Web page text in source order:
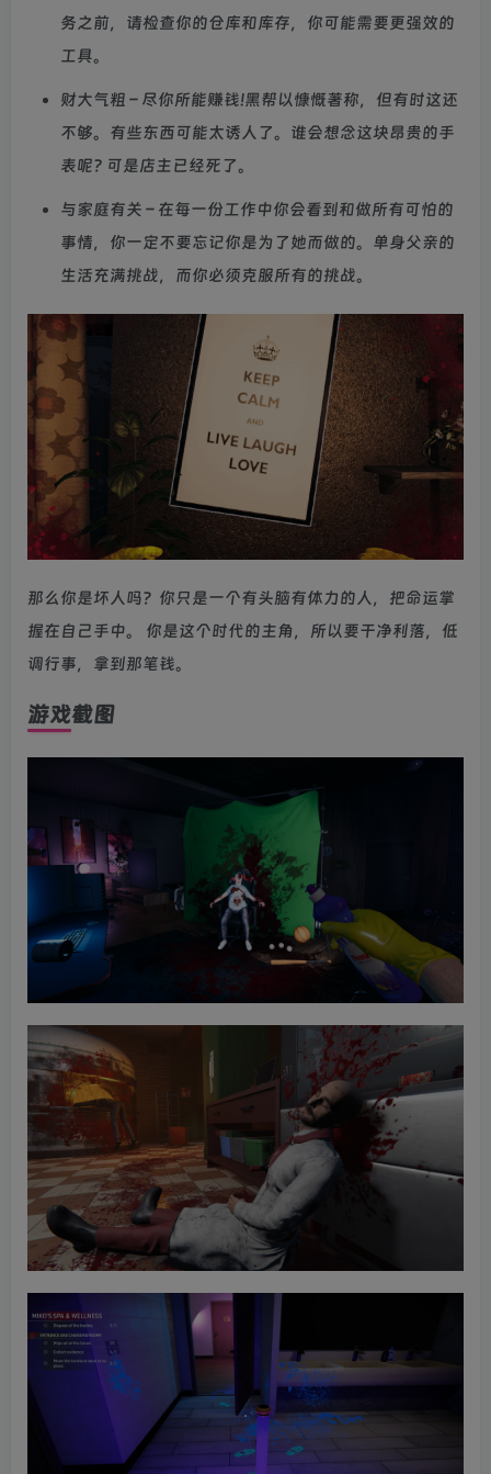
务之前，请检查你的仓库和库存，你可能需要更强效的
工具。
财大气粗 – 尽你所能赚钱!黑帮以慷慨著称，但有时这还
不够。有些东西可能太诱人了。谁会想念这块昂贵的手
表呢? 可是店主已经死了。
与家庭有关 – 在每一份工作中你会看到和做所有可怕的
事情，你一定不要忘记你是为了她而做的。单身父亲的
生活充满挑战，而你必须克服所有的挑战。
那么你是坏人吗？你只是一个有头脑有体力的人，把命运掌
握在自己手中。 你是这个时代的主角，所以要干净利落，低
调行事，拿到那笔钱。
游戏截图